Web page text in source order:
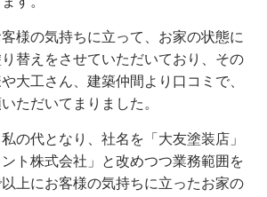
様の気持ちに立って、お家の状態に
替えをさせていただいており、その
大工さん、建築仲間より口コミで、
ただいてまりました。
の代となり、社名を「大友塗装店」
ト株式会社」と改めつつ業務範囲を
上にお客様の気持ちに立ったお家の